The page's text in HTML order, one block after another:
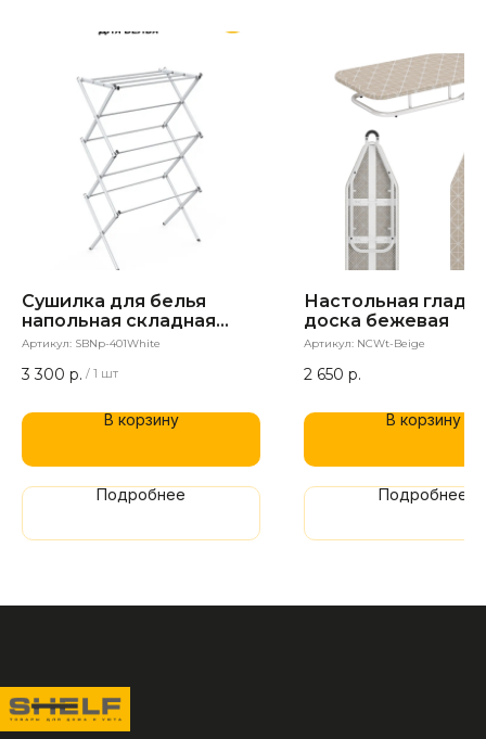
Сушилка для белья
напольная складная
белая
Артикул: SBNp-401White
3 300 р. / 1 шт
В корзину
Подробнее
Настольная
доска бежевая
Артикул: NCWt-Beige
2 650 р.
В корзину
Подробнее